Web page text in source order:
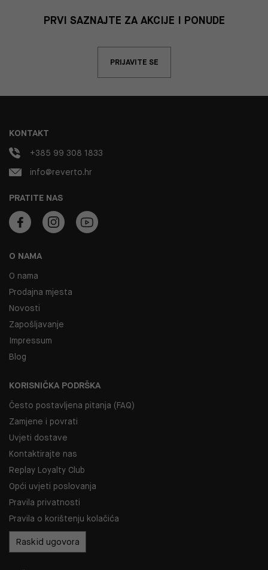
PRVI SAZNAJTE ZA AKCIJE I PONUDE
PRIJAVITE SE
O NAMA
O nama
Prodajna mjesta
Novosti
Zapošljavanje
Impressum
Blog
KORISNIČKA PODRŠKA
Često postavljena pitanja (FAQ)
Zamjene i povrati
Uvjeti dostave
Kontaktirajte nas
Replay Loyalty Club
Opći uvjeti poslovanja
Pravila privatnosti
Pravila o korištenju kolačića
Raskid ugovora
PRATITE NAS
KONTAKT
+385 99 308 1833
info@reverto.hr